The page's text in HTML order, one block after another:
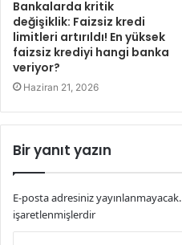
Bankalarda kritik
değişiklik: Faizsiz kredi
limitleri artırıldı! En yüksek
faizsiz krediyi hangi banka
veriyor?
Haziran 21, 2026
Bir yanıt yazın
E-posta adresiniz yayınlanmayacak.
işaretlenmişlerdir